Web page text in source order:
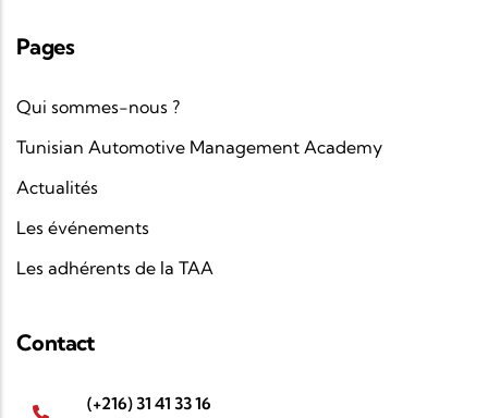
Pages
Qui sommes-nous ?
Tunisian Automotive Management Academy
Actualités
Les événements
Les adhérents de la TAA
Contact
(+216) 31 41 33 16